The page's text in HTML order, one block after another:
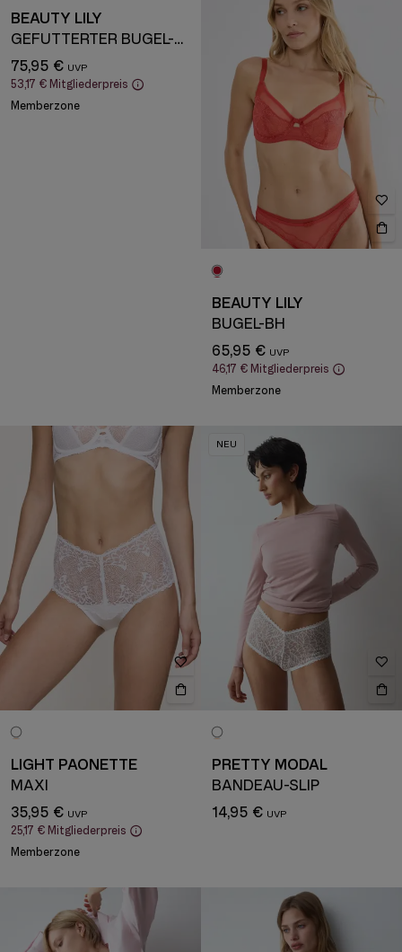
BEAUTY LILY
GEFÜTTERTER BÜGEL-BH
75,95 €
53,17 € Mitgliederpreis
Memberzone
BEAUTY LILY
BÜGEL-BH
65,95 €
46,17 € Mitgliederpreis
Memberzone
LIGHT PAONETTE
MAXI
35,95 €
25,17 € Mitgliederpreis
Memberzone
NEU
PRETTY MODAL
BANDEAU-SLIP
14,95 €